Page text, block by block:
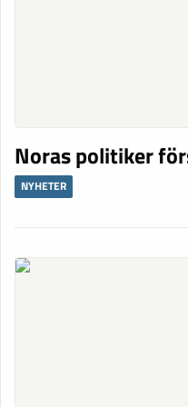
Noras politiker
NYHETER